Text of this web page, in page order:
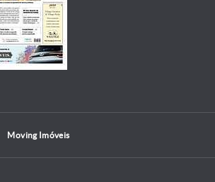
Moving Imóveis